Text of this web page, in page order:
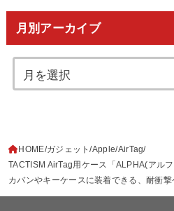
月別アーカイブ
HOME ガジェット Apple AirTag
TACTISM AirTag用ケース「ALPHA(アル
カバンやキーケースに装着できる、耐衝撃